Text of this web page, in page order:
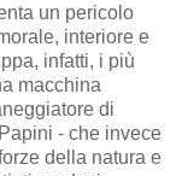
un pericolo
interiore e
infatti, i più
macchina
di
- che invece
della natura e